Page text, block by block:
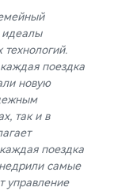
идеалы
поездка
новую
так и в
поездка
самые
управление